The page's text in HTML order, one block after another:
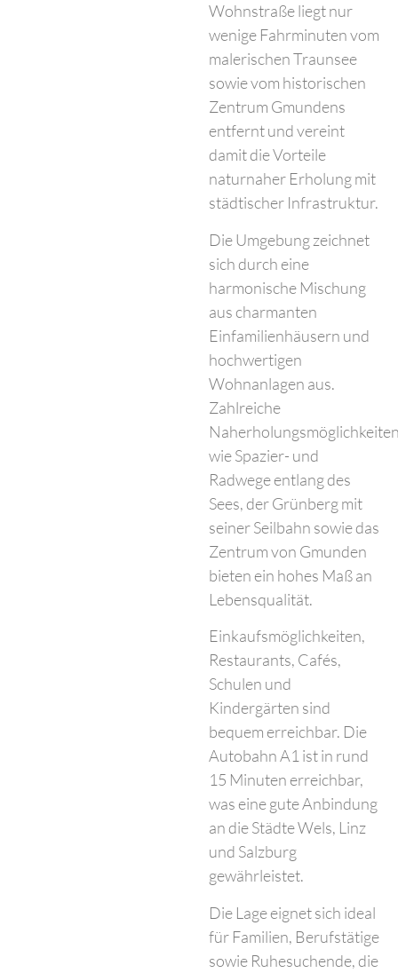
Wohnstraße liegt nur
wenige Fahrminuten vom
malerischen Traunsee
sowie vom historischen
Zentrum Gmundens
entfernt und vereint
damit die Vorteile
naturnaher Erholung mit
städtischer Infrastruktur.
Die Umgebung zeichnet
sich durch eine
harmonische Mischung
aus charmanten
Einfamilienhäusern und
hochwertigen
Wohnanlagen aus.
Zahlreiche
wie Spazier- und
Radwege entlang des
Sees, der Grünberg mit
seiner Seilbahn sowie das
Zentrum von Gmunden
bieten ein hohes Maß an
Lebensqualität.
Einkaufsmöglichkeiten,
Restaurants, Cafés,
Schulen und
Kindergärten sind
bequem erreichbar. Die
Autobahn A1 ist in rund
15 Minuten erreichbar,
was eine gute Anbindung
an die Städte Wels, Linz
und Salzburg
gewährleistet.
Die Lage eignet sich ideal
für Familien, Berufstätige
sowie Ruhesuchende, die